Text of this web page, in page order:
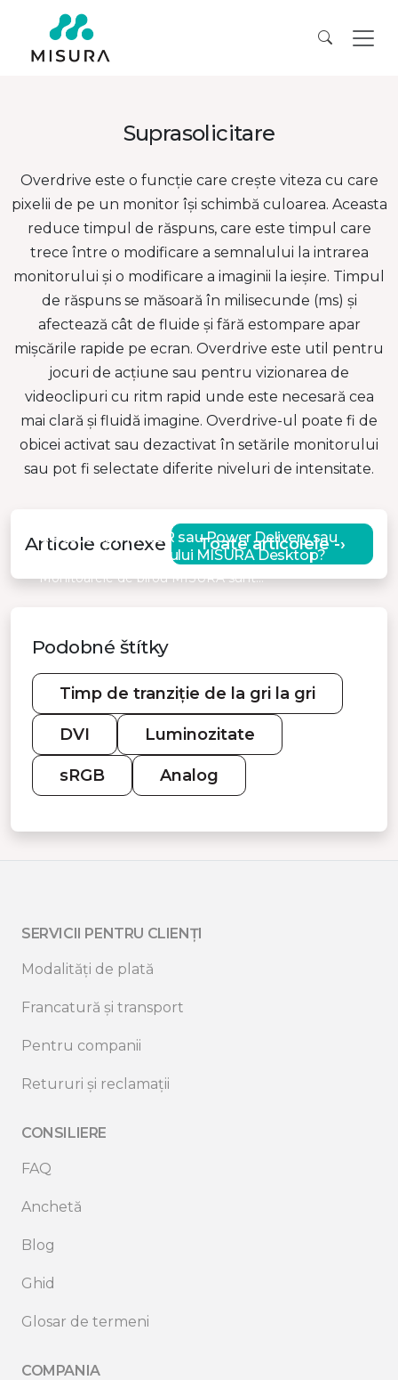
Suprasolicitare
Overdrive este o funcție care crește viteza cu care
pixelii de pe un monitor își schimbă culoarea. Aceasta
reduce timpul de răspuns, care este timpul care
trece între o modificare a semnalului la intrarea
monitorului și o modificare a imaginii la ieșire. Timpul
de răspuns se măsoară în milisecunde (ms) și
afectează cât de fluide și fără estompare apar
mișcările rapide pe ecran. Overdrive este util pentru
jocuri de acțiune sau pentru vizionarea de
videoclipuri cu ritm rapid unde este necesară cea
mai clară și fluidă imagine. Overdrive-ul poate fi de
obicei activat sau dezactivat în setările monitorului
sau pot fi selectate diferite niveluri de intensitate.
Articole conexe Toate articolele -›
Ce este Gsync, HDR sau Power Delivery sau
parametrii monitorului MISURA Desktop?
Monitoarele de birou MISURA sunt…
Podobné štítky
Timp de tranziție de la gri la gri
DVI Luminozitate
sRGB Analog
SERVICII PENTRU CLIENȚI
Modalități de plată
Francatură și transport
Pentru companii
Retururi și reclamații
CONSILIERE
FAQ
Anchetă
Blog
Ghid
Glosar de termeni
COMPANIA